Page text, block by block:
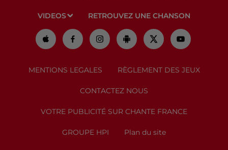
VIDEOS RETROUVEZ UNE CHANSON
MENTIONS LEGALES RÈGLEMENT DES JEUX
CONTACTEZ NOUS
VOTRE PUBLICITÉ SUR CHANTE FRANCE
GROUPE HPI Plan du site